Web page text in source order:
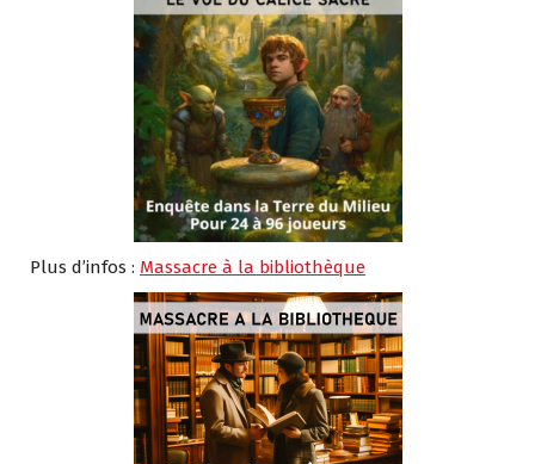
Plus d’infos : Massacre à la bibliothèque